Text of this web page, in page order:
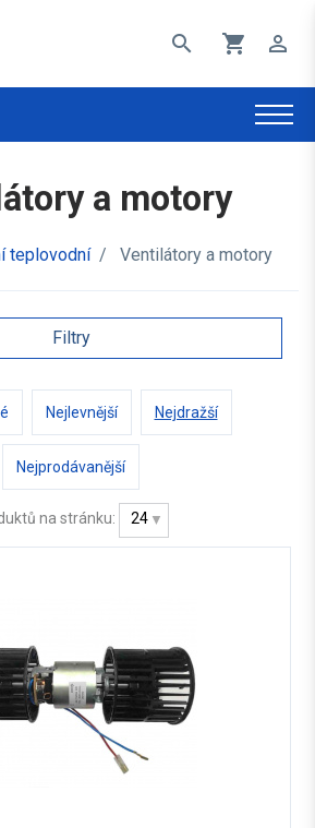
search shopping_cart perm_identity
a motory
teplovodní / Ventilátory a motory
Filtry
Nejlevnější Nejdražší
Nejprodávanější
na stránku: 24